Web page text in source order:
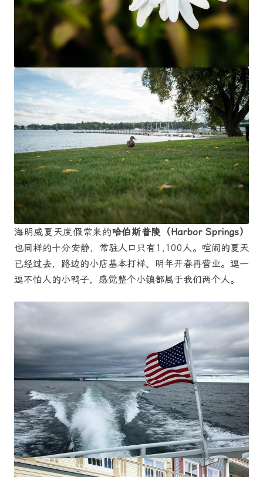
海明威夏天度假常来的哈伯斯普陵（Harbor Springs）
也同样的十分安静，常驻人口只有1,100人。喧闹的夏天
已经过去，路边的小店基本打样、明年开春再营业。逗一
逗不怕人的小鸭子，感觉整个小镇都属于我们两个人。